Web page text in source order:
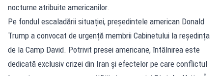
nocturne atribuite americanilor.
Pe fondul escaladării situației, președintele american Donald
Trump a convocat de urgență membrii Cabinetului la reședința
de la Camp David. Potrivit presei americane, întâlnirea este
dedicată exclusiv crizei din Iran și efectelor pe care conflictul